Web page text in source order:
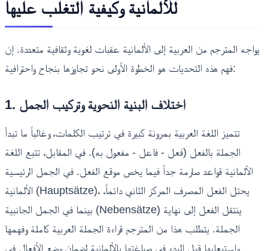
للألمانية وكيفية التغلب عليها
يواجه المترجم من العربية إلى الألمانية عقبات لغوية وثقافية متعددة. إن
فهم هذه التحديات هو الخطوة الأولى نحو تجاوزها بنجاح واحترافية:
1. اختلاف البنية النحوية وتركيب الجمل
تتميز اللغة العربية بمرونة كبيرة في ترتيب الكلمات، وغالباً ما تبدأ
الجملة بالفعل (فعل - فاعل - مفعول به). في المقابل، تتبع اللغة
الألمانية قواعد صارمة جداً فيما يخص موقع الفعل. في الجمل الرئيسية
الألمانية (Hauptsätze)، يحتل الفعل المصرف المركز الثاني دائماً،
بينما في الجمل الجانبية (Nebensätze) ينتقل الفعل إلى نهاية
الجملة. يتطلب هذا من المترجم قراءة الجملة العربية كاملة وفهمها
واستيعابها قبل البدء في صياغتها بالألمانية لضمان وضع الأفعال في